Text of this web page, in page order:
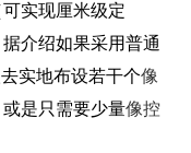
实现厘米级定
介绍如果采用普通
实地布设若干个像
或是只需要少量像控